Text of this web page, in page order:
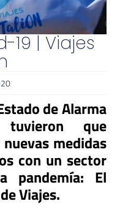
19 | Viajes
de Alarma
que
medidas
con un sector
pandemía: El
Viajes.